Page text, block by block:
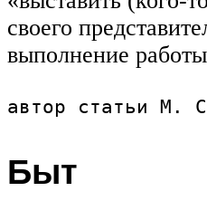
своего
выполнение
автор статьи М.
Быт